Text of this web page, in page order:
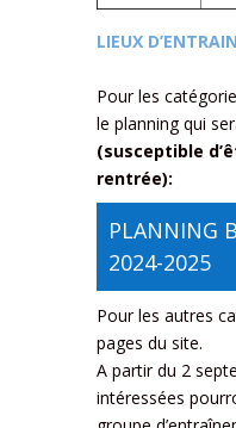
LIEUX
Pour les
le planning qui
(susceptible
rentrée):
PLANNING
2024-2025
Pour les autres
pages du site.
A partir du 2
intéressées